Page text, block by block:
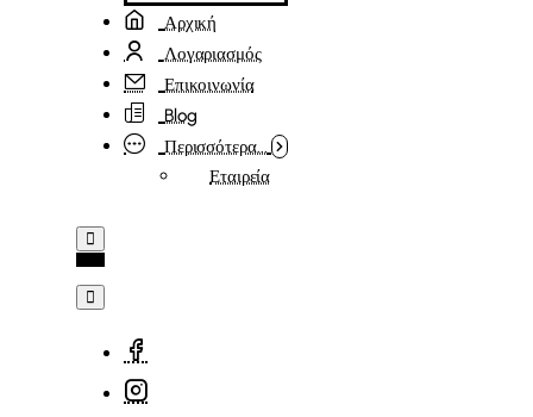
Αρχική
Λογαριασμός
Επικοινωνία
Blog
Περισσότερα...
Εταιρεία